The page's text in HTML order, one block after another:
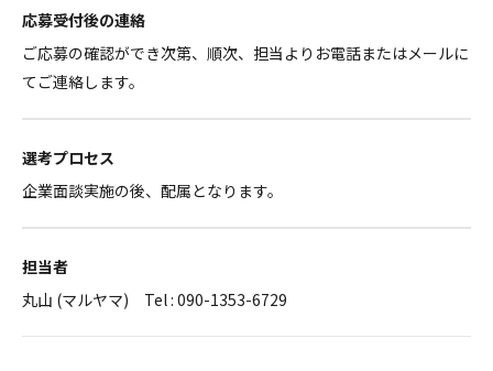
応募受付後の連絡
ご応募の確認ができ次第、順次、担当よりお電話またはメールに
てご連絡します。
選考プロセス
企業面談実施の後、配属となります。
担当者
丸山 (マルヤマ) Tel : 090-1353-6729